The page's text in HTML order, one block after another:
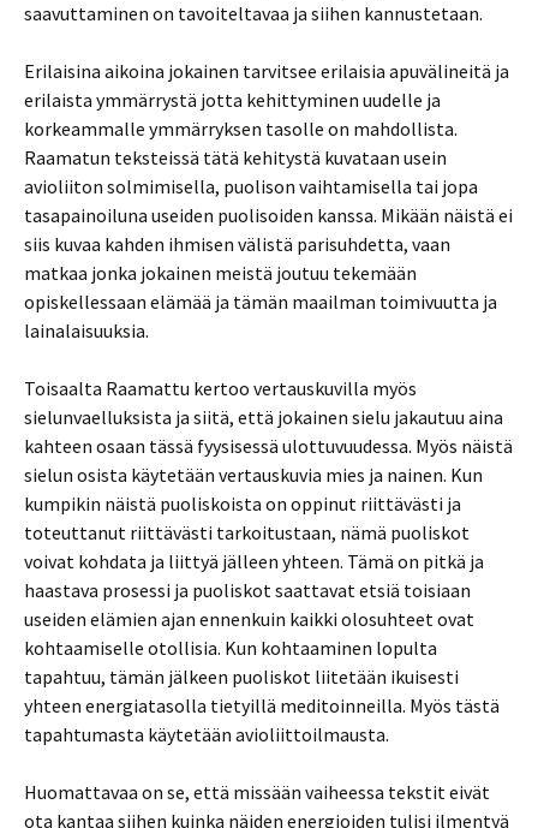
saavuttaminen on tavoiteltavaa ja siihen kannustetaan.
Erilaisina aikoina jokainen tarvitsee erilaisia apuvälineitä ja
erilaista ymmärrystä jotta kehittyminen uudelle ja
korkeammalle ymmärryksen tasolle on mahdollista.
Raamatun teksteissä tätä kehitystä kuvataan usein
avioliiton solmimisella, puolison vaihtamisella tai jopa
tasapainoiluna useiden puolisoiden kanssa. Mikään näistä ei
siis kuvaa kahden ihmisen välistä parisuhdetta, vaan
matkaa jonka jokainen meistä joutuu tekemään
opiskellessaan elämää ja tämän maailman toimivuutta ja
lainalaisuuksia.
Toisaalta Raamattu kertoo vertauskuvilla myös
sielunvaelluksista ja siitä, että jokainen sielu jakautuu aina
kahteen osaan tässä fyysisessä ulottuvuudessa. Myös näistä
sielun osista käytetään vertauskuvia mies ja nainen. Kun
kumpikin näistä puoliskoista on oppinut riittävästi ja
toteuttanut riittävästi tarkoitustaan, nämä puoliskot
voivat kohdata ja liittyä jälleen yhteen. Tämä on pitkä ja
haastava prosessi ja puoliskot saattavat etsiä toisiaan
useiden elämien ajan ennenkuin kaikki olosuhteet ovat
kohtaamiselle otollisia. Kun kohtaaminen lopulta
tapahtuu, tämän jälkeen puoliskot liitetään ikuisesti
yhteen energiatasolla tietyillä meditoinneilla. Myös tästä
tapahtumasta käytetään avioliittoilmausta.
Huomattavaa on se, että missään vaiheessa tekstit eivät
ota kantaa siihen kuinka näiden energioiden tulisi ilmentyä